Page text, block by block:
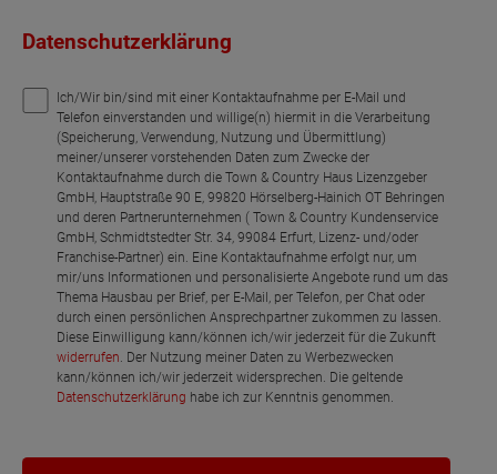
Datenschutzerklärung
Ich/Wir bin/sind mit einer Kontaktaufnahme per E-Mail und
Telefon einverstanden und willige(n) hiermit in die Verarbeitung
(Speicherung, Verwendung, Nutzung und Übermittlung)
meiner/unserer vorstehenden Daten zum Zwecke der
Kontaktaufnahme durch die Town & Country Haus Lizenzgeber
GmbH, Hauptstraße 90 E, 99820 Hörselberg-Hainich OT Behringen
und deren Partnerunternehmen ( Town & Country Kundenservice
GmbH, Schmidtstedter Str. 34, 99084 Erfurt, Lizenz- und/oder
Franchise-Partner) ein. Eine Kontaktaufnahme erfolgt nur, um
mir/uns Informationen und personalisierte Angebote rund um das
Thema Hausbau per Brief, per E-Mail, per Telefon, per Chat oder
durch einen persönlichen Ansprechpartner zukommen zu lassen.
Diese Einwilligung kann/können ich/wir jederzeit für die Zukunft
widerrufen. Der Nutzung meiner Daten zu Werbezwecken
kann/können ich/wir jederzeit widersprechen. Die geltende
Datenschutzerklärung habe ich zur Kenntnis genommen.